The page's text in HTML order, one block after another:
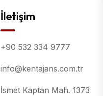
İletişim
+90 532 334 9777
info@kentajans.com.tr
İsmet Kaptan Mah. 1373